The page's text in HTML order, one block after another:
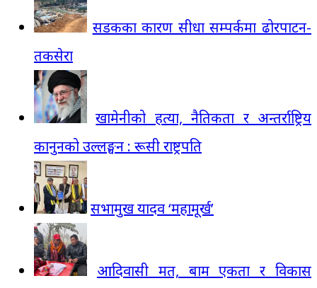
सडकका कारण सीधा सम्पर्कमा ढोरपाटन-
तकसेरा
खामेनीको हत्या, नैतिकता र अन्तर्राष्ट्रिय
कानुनको उल्लङ्घन : रूसी राष्ट्रपति
सभामुख यादव ‘महामूर्ख’
आदिवासी मत, बाम एकता र विकास